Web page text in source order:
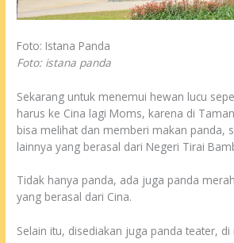
Foto: Istana Panda
Foto: istana panda
Sekarang untuk menemui hewan lucu
harus ke Cina lagi Moms, karena di
bisa melihat dan memberi makan panda,
lainnya yang berasal dari Negeri Tirai
Tidak hanya panda, ada juga panda
yang berasal dari Cina.
Selain itu, disediakan juga panda teater,